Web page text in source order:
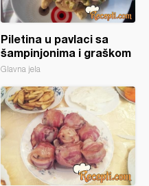
Piletina u pavlaci sa
šampinjonima i graškom
Glavna jela